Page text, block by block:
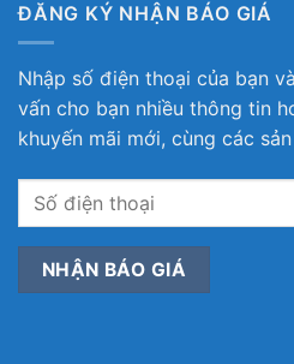
ĐĂNG KÝ NHẬN BÁO GIÁ
Nhập số điện thoại của bạn
vấn cho bạn nhiều thông tin
khuyến mãi mới, cùng các